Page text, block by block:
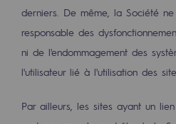
Infrastructures
Biométhane
Biométhane
Biométhane :
derniers. De même, la Société
responsable des
ni de l'endommagement des
l'utilisateur lié à l'utilisation des
Par ailleurs, les sites ayant un